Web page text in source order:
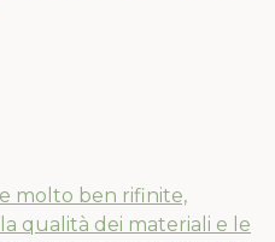
molto ben rifinite,
qualità dei materiali e le
ORA